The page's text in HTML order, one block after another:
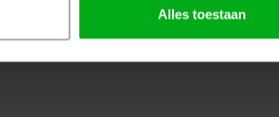
Alles toestaan